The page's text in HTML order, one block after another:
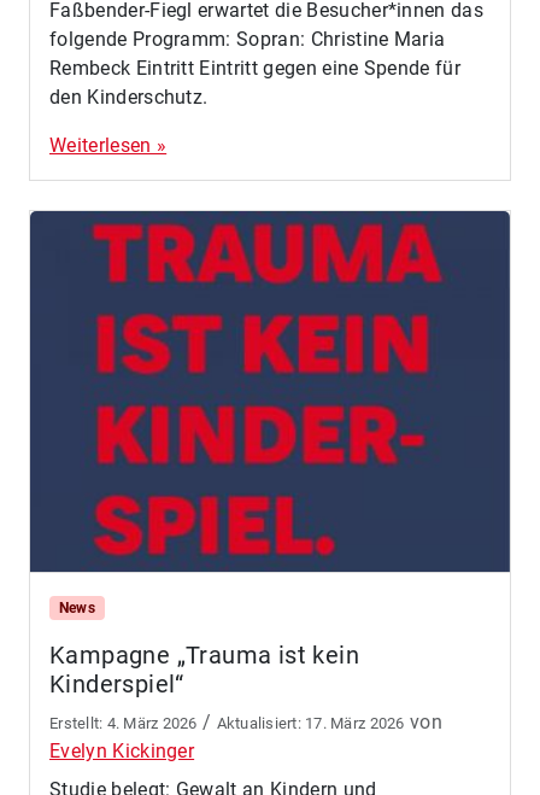
Faßbender-Fiegl erwartet die Besucher*innen das
folgende Programm: Sopran: Christine Maria
Rembeck Eintritt Eintritt gegen eine Spende für
den Kinderschutz.
Weiterlesen »
News
Kampagne „Trauma ist kein
Kinderspiel“
4. März 2026 / 17. März 2026 von
Evelyn Kickinger
Studie belegt: Gewalt an Kindern und